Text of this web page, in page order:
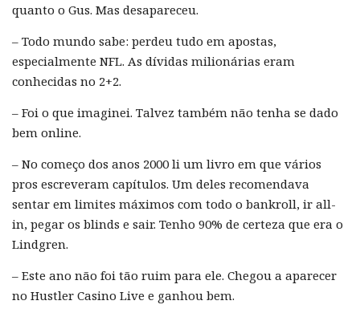
quanto o Gus. Mas desapareceu.
– Todo mundo sabe: perdeu tudo em apostas,
especialmente NFL. As dívidas milionárias eram
conhecidas no 2+2.
– Foi o que imaginei. Talvez também não tenha se dado
bem online.
– No começo dos anos 2000 li um livro em que vários
pros escreveram capítulos. Um deles recomendava
sentar em limites máximos com todo o bankroll, ir all-
in, pegar os blinds e sair. Tenho 90% de certeza que era o
Lindgren.
– Este ano não foi tão ruim para ele. Chegou a aparecer
no Hustler Casino Live e ganhou bem.